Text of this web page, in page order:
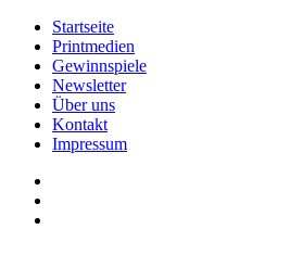
Startseite
Printmedien
Gewinnspiele
Newsletter
Über uns
Kontakt
Impressum